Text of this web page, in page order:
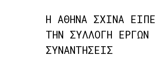
Η ΑΘΗΝΑ ΣΧΙΝΑ
ΤΗΝ ΣΥΛΛΟΓΗ ΕΡΓΩΝ
ΣΥΝΑΝΤΗΣΕΙΣ